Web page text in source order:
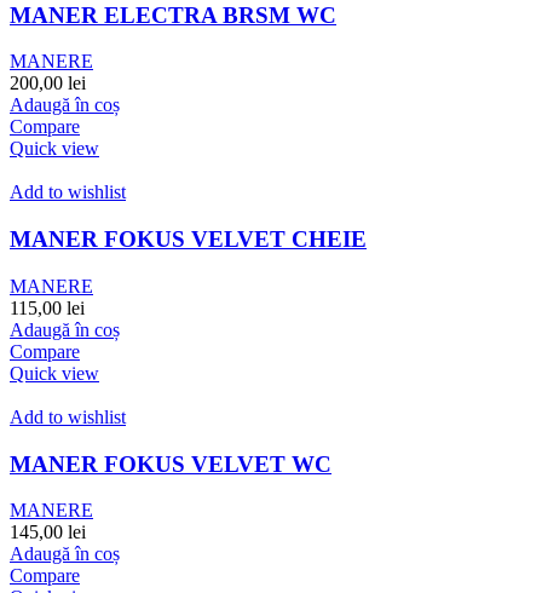
MANER ELECTRA BRSM WC
MANERE
200,00 lei
Adaugă în coș
Compare
Quick view
Add to wishlist
MANER FOKUS VELVET CHEIE
MANERE
115,00 lei
Adaugă în coș
Compare
Quick view
Add to wishlist
MANER FOKUS VELVET WC
MANERE
145,00 lei
Adaugă în coș
Compare